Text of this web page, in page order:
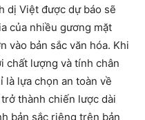
dị Việt được dự báo sẽ
của nhiều gương mặt
vào bản sắc văn hóa. Khi
chất lượng và tính chân
là lựa chọn an toàn về
thành chiến lược dài
bản sắc riêng trên bản